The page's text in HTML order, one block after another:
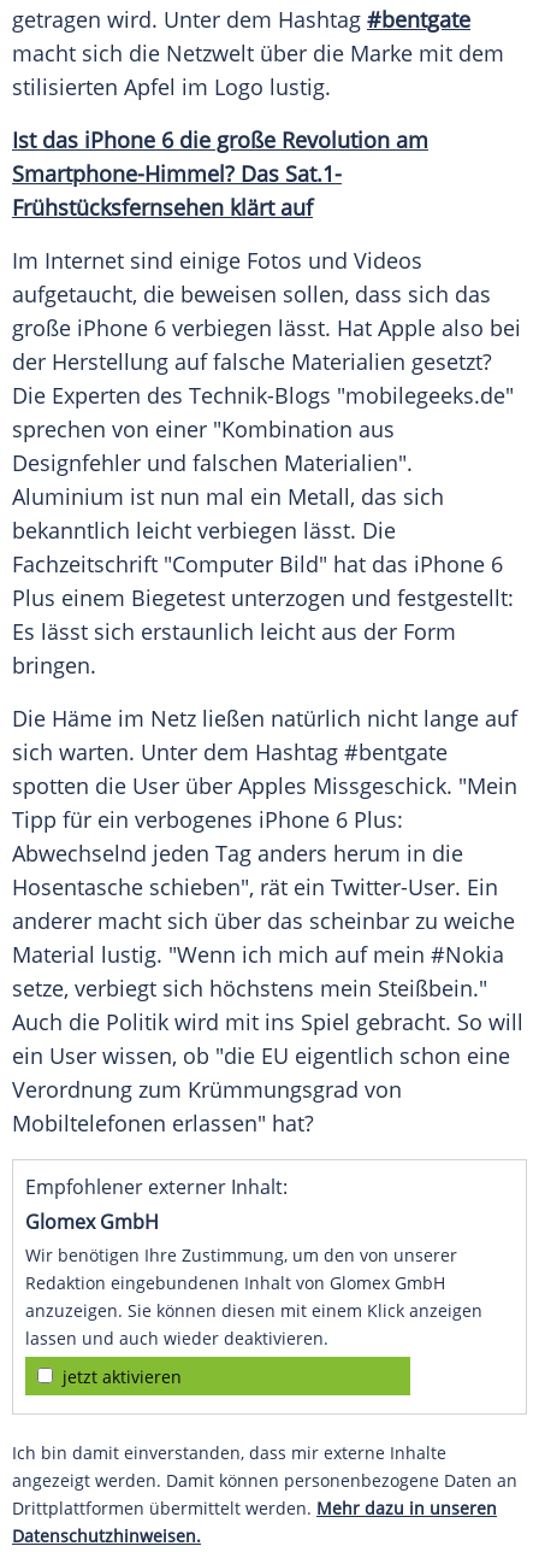
getragen wird. Unter dem Hashtag #bentgate
macht sich die Netzwelt über die Marke mit dem
stilisierten Apfel im Logo lustig.
Ist das iPhone 6die große Revolution am
Smartphone-Himmel? Das Sat.1-
Frühstücksfernsehen klärt auf
Im Internet sind einige Fotos und Videos
aufgetaucht, die beweisen sollen, dass sich das
große iPhone 6 verbiegen lässt. Hat Apple also bei
der Herstellung auf falsche Materialien gesetzt?
Die Experten des Technik-Blogs "mobilegeeks.de"
sprechen von einer "Kombination aus
Designfehler und falschen Materialien".
Aluminium ist nun mal ein Metall, das sich
bekanntlich leicht verbiegen lässt. Die
Fachzeitschrift "Computer Bild" hat das iPhone 6
Plus einem Biegetest unterzogen und festgestellt:
Es lässt sich erstaunlich leicht aus der Form
bringen.
Die Häme im Netz ließen natürlich nicht lange auf
sich warten. Unter dem Hashtag #bentgate
spotten die User über Apples Missgeschick. "Mein
Tipp für ein verbogenes iPhone 6 Plus:
Abwechselnd jeden Tag anders herum in die
Hosentasche schieben", rät ein Twitter-User. Ein
anderer macht sich über das scheinbar zu weiche
Material lustig. "Wenn ich mich auf mein #Nokia
setze, verbiegt sich höchstens mein Steißbein."
Auch die Politik wird mit ins Spiel gebracht. So will
ein User wissen, ob "die EU eigentlich schon eine
Verordnung zum Krümmungsgrad von
Mobiltelefonen erlassen" hat?
Empfohlener externer Inhalt:
Glomex GmbH
Wir benötigen Ihre Zustimmung, um den von unserer
Redaktion eingebundenen Inhalt von Glomex GmbH
anzuzeigen. Sie können diesen mit einem Klick anzeigen
lassen und auch wieder deaktivieren.
jetzt aktivieren
Ich bin damit einverstanden, dass mir externe Inhalte
angezeigt werden. Damit können personenbezogene Daten an
Drittplattformen übermittelt werden. Mehr dazu in unseren
Datenschutzhinweisen.